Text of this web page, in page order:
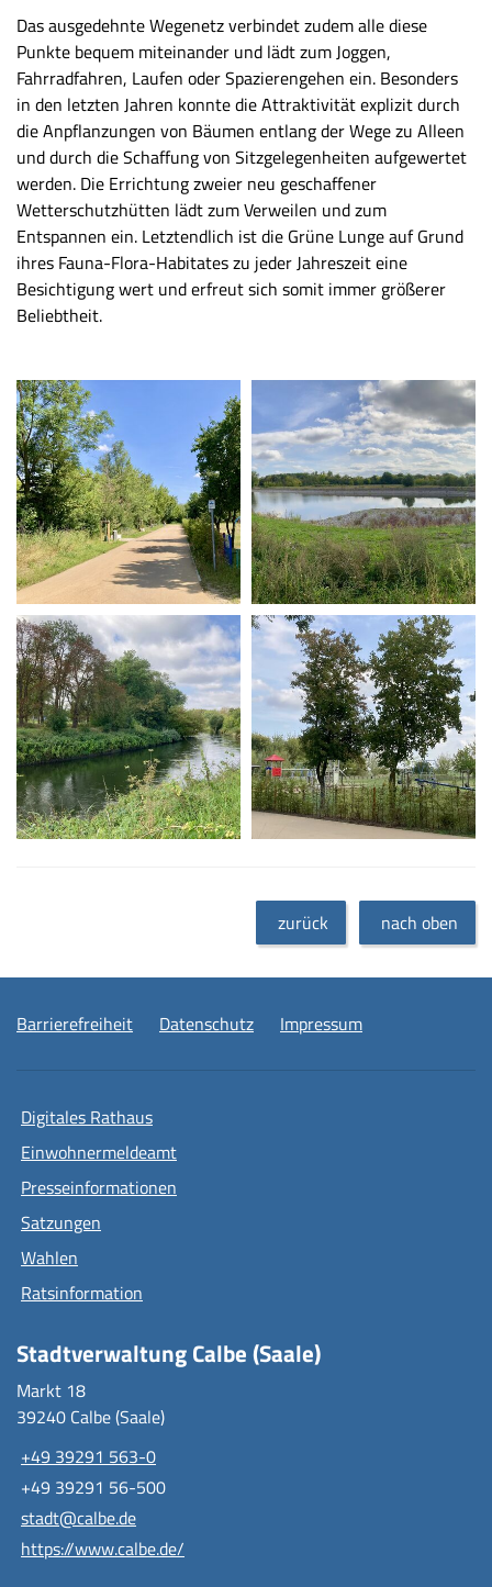
Das ausgedehnte Wegenetz verbindet zudem alle diese
Punkte bequem miteinander und lädt zum Joggen,
Fahrradfahren, Laufen oder Spazierengehen ein. Besonders
in den letzten Jahren konnte die Attraktivität explizit durch
die Anpflanzungen von Bäumen entlang der Wege zu Alleen
und durch die Schaffung von Sitzgelegenheiten aufgewertet
werden. Die Errichtung zweier neu geschaffener
Wetterschutzhütten lädt zum Verweilen und zum
Entspannen ein. Letztendlich ist die Grüne Lunge auf Grund
ihres Fauna-Flora-Habitates zu jeder Jahreszeit eine
Besichtigung wert und erfreut sich somit immer größerer
Beliebtheit.
zurück nach oben
Barrierefreiheit Datenschutz Impressum
Digitales Rathaus
Einwohnermeldeamt
Presseinformationen
Satzungen
Wahlen
Ratsinformation
Stadtverwaltung Calbe (Saale)
Markt 18
39240 Calbe (Saale)
+49 39291 563-0
+49 39291 56-500
stadt@calbe.de
https://www.calbe.de/